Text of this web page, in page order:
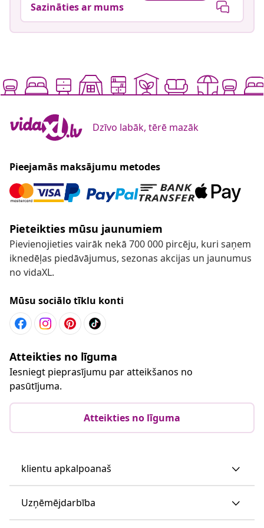
Sazināties ar mums
Dzīvo labāk, tērē mazāk
Pieejamās maksājumu metodes
Pieteikties mūsu jaunumiem
Pievienojieties vairāk nekā 700 000 pircēju, kuri saņem
iknedēļas piedāvājumus, sezonas akcijas un jaunumus
no vidaXL.
Mūsu sociālo tīklu konti
Atteikties no līguma
Iesniegt pieprasījumu par atteikšanos no
pasūtījuma.
Atteikties no līguma
klientu apkalpoanaš
Uzņēmējdarbība